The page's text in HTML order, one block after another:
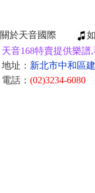
關於天音國際
天音168特賣提供樂
地址： 新北市中和區
電話： (02)3234-6080